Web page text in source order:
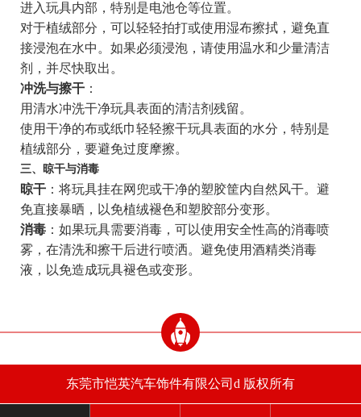
进入玩具内部，特别是电池仓等位置。
对于植绒部分，可以轻轻拍打或使用湿布擦拭，避免直
接浸泡在水中。如果必须浸泡，请使用温水和少量清洁
剂，并尽快取出。
冲洗与擦干：
用清水冲洗干净玩具表面的清洁剂残留。
使用干净的布或纸巾轻轻擦干玩具表面的水分，特别是
植绒部分，要避免过度摩擦。
三、晾干与消毒
晾干：将玩具挂在网兜或干净的塑胶筐内自然风干。避
免直接暴晒，以免植绒褪色和塑胶部分变形。
消毒：如果玩具需要消毒，可以使用安全性高的消毒喷
雾，在清洗和擦干后进行喷洒。避免使用酒精类消毒
液，以免造成玩具褪色或变形。
东莞市恺英汽车饰件有限公司d 版权所有